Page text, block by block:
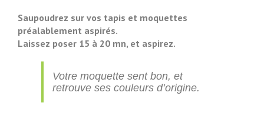
Saupoudrez sur vos tapis et moquettes
préalablement aspirés.
Laissez poser 15 à 20 mn, et aspirez.
Votre moquette sent bon, et
retrouve ses couleurs d’origine.